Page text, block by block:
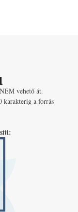
vehető át.
karakterig a forrás